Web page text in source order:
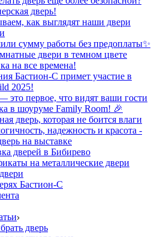
дверь!
как выглядят наши двери
сумму работы без предоплаты✨
двери в темном цвете
на все времена!
Бастион-С примет участие в
2025!
это первое, что видят ваши гости
в шоуруме Family Room! 🎉
дверь, которая не боится влаги
надежность и красота -
на выставке
дверей в Бибирево
на металлические двери
Бастион-С
дверь